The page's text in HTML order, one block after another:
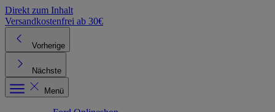
Direkt zum Inhalt
Versandkostenfrei ab 30€
Vorherige
Nächste
Menü